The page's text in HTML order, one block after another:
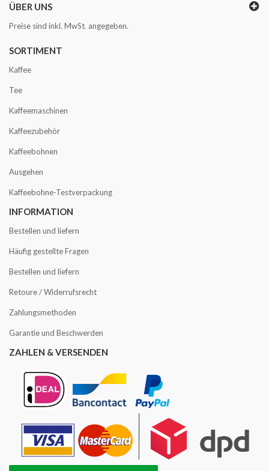
ÜBER UNS
Preise sind inkl. MwSt. angegeben.
SORTIMENT
Kaffee
Tee
Kaffeemaschinen
Kaffeezubehör
Kaffeebohnen
Ausgehen
Kaffeebohne-Testverpackung
INFORMATION
Bestellen und liefern
Häufig gestellte Fragen
Bestellen und liefern
Retoure / Widerrufsrecht
Zahlungsmethoden
Garantie und Beschwerden
ZAHLEN & VERSENDEN